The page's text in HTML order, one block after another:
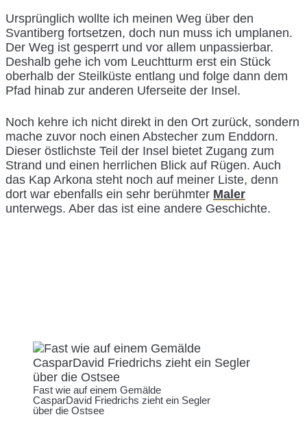
Ursprünglich wollte ich meinen Weg über den
Svantiberg fortsetzen, doch nun muss ich umplanen.
Der Weg ist gesperrt und vor allem unpassierbar.
Deshalb gehe ich vom Leuchtturm erst ein Stück
oberhalb der Steilküste entlang und folge dann dem
Pfad hinab zur anderen Uferseite der Insel.
Noch kehre ich nicht direkt in den Ort zurück, sondern
mache zuvor noch einen Abstecher zum Enddorn.
Dieser östlichste Teil der Insel bietet Zugang zum
Strand und einen herrlichen Blick auf Rügen. Auch
das Kap Arkona steht noch auf meiner Liste, denn
dort war ebenfalls ein sehr berühmter Maler
unterwegs. Aber das ist eine andere Geschichte.
Fast wie auf einem Gemälde
CasparDavid Friedrichs zieht ein Segler
über die Ostsee